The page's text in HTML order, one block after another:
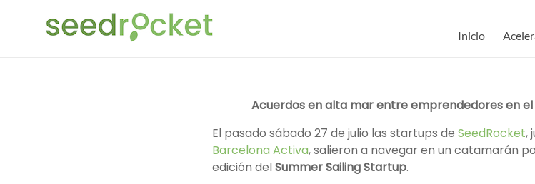
contenidoSeedRocket Inicio
Acuerdos en alta mar entre emprendedores en
El pasado sábado 27 de julio las startups de SeedRocket,
Barcelona Activa, salieron a navegar en un catamarán
edición delSummer Sailing Startup.